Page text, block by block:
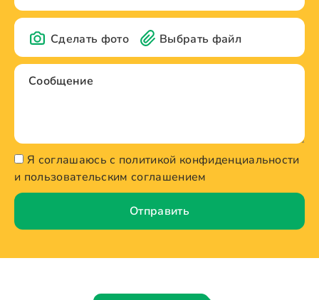
Сделать фото Выбрать файл
Я соглашаюсь с политикой конфиденциальности
и пользовательским соглашением
Отправить